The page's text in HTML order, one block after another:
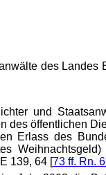
des
und
des öffentlichen
Erlass des
139, 64 [73 ff. Rn. 6